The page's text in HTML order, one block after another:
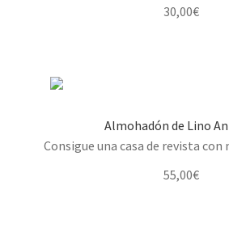
30,00€
Almohadón de Lino
Consigue una casa de revista
55,00€